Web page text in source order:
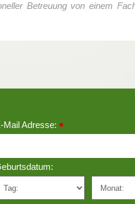
Betreuung von einem
Mail Adresse: *